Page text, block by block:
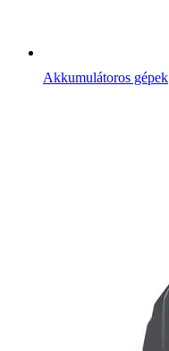
Akkumulátoros gépek